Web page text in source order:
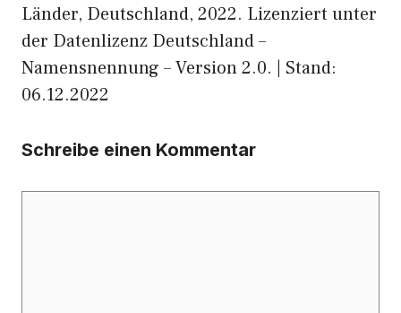
Länder, Deutschland, 2022. Lizenziert unter
der Datenlizenz Deutschland –
Namensnennung – Version 2.0. | Stand:
06.12.2022
Schreibe einen Kommentar